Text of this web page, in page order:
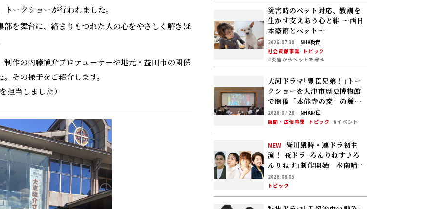
ークショーが行われました。
部を舞台に、絡まりもつれた人の心をやさしく解きほ
制作の内藤愼介プロデューサーや地元・益田市の関係
その様子をご紹介します。
担当しました）
災害時のペット対応、教訓を
生かす――支えあう心と絆 〜西日
本豪雨とペット〜
2026.07.30
NHK財団
社会貢献事業
トピック
#災害からペットを守る
大河ドラマ｢豊臣兄弟！｣トー
クショーを大津市歴史博物館
で開催――「本能寺の変」の舞台
裏を制作統括が語る！
2026.07.28
NHK財団
展開・広報事業
トピック #イベント
NEW 皆川猿時・連ドラ初主
演！ 夜ドラ｢ろんりねす♪ろ
んりねす｣制作開始 木南晴
夏、窪塚愛流、岸本加世子が
共演――孤独なおじさんが､人生で
やり残したことに向き合う
2026.08.05
トピック